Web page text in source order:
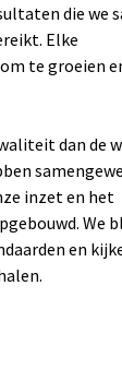
die we
Elke
te groeien
dan de
inzet en het
We
en